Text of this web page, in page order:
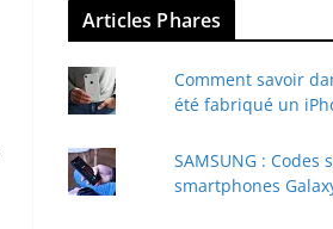
Articles Phares
Comment savoir
été fabriqué un
SAMSUNG : Codes
smartphones